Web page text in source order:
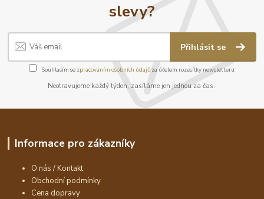
slevy?
Přihlásit se
Souhlasím se zpracováním osobních údajůza účelem rozesílky newsletteru.
Neotravujeme každý týden, zasíláme jen jednou za čas.
Informace pro zákazníky
O nás / Kontakt
Obchodní podmínky
Cena dopravy